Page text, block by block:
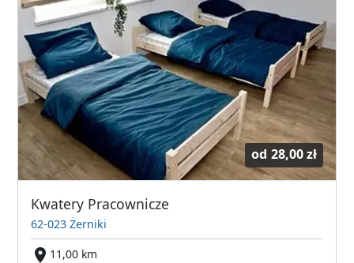
od 28,00 zł
Kwatery Pracownicze
62-023 Żerniki
11,00 km